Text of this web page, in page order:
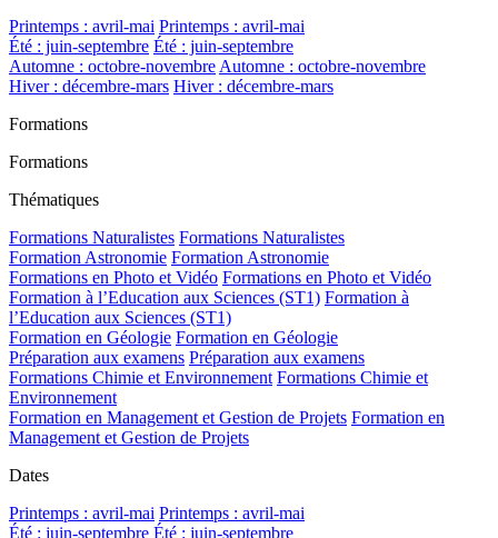
Printemps : avril-mai Printemps : avril-mai
Été : juin-septembre Été : juin-septembre
Automne : octobre-novembreAutomne : octobre-novembre
Hiver : décembre-mars Hiver : décembre-mars
Formations
Formations
Thématiques
Formations Naturalistes Formations Naturalistes
Formation Astronomie Formation Astronomie
Formations en Photo et Vidéo Formations en Photo et Vidéo
Formation à l’Education aux Sciences (ST1) Formation à
l’Education aux Sciences (ST1)
Formation en Géologie Formation en Géologie
Préparation aux examens Préparation aux examens
Formations Chimie et Environnement Formations Chimie et
Environnement
Formation en Management et Gestion de Projets Formation en
Management et Gestion de Projets
Dates
Printemps : avril-mai Printemps : avril-mai
Été : juin-septembre Été : juin-septembre